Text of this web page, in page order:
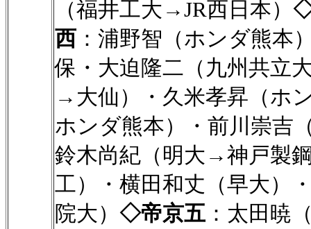
（福井工大→JR西日本）
西 ：浦野智（ホンダ熊本
保・大迫隆二（九州共立
→大仙）・久米孝昇（ホ
ホンダ熊本）・前川崇吉
鈴木尚紀（明大→神戸製
工）・横田和丈（早大）
院大） ◇帝京五 ：太田暁